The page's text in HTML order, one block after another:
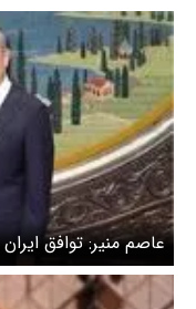
عاصم منیر: توافق